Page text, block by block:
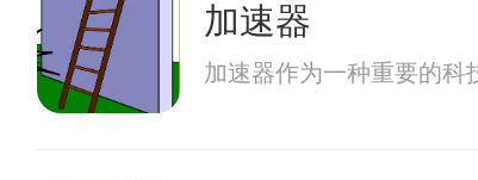
加速器
加速器作为一种重要的科